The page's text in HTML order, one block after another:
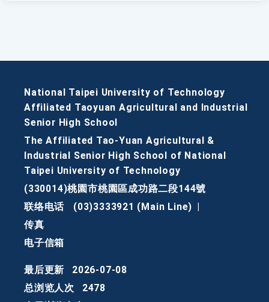
National Taipei University of Technology
Affiliated Taoyuan Agricultural and Industrial
Senior High School
The Affiliated Tao-Yuan Agricultural &
Industrial Senior High School of National
Taipei University of Technology
(330014)桃園市桃園區成功路二段144號
联络电话
(03)3333921 (Main Line)
传真
电子信箱
最后更新
2026-07-08
总浏览人次
2478